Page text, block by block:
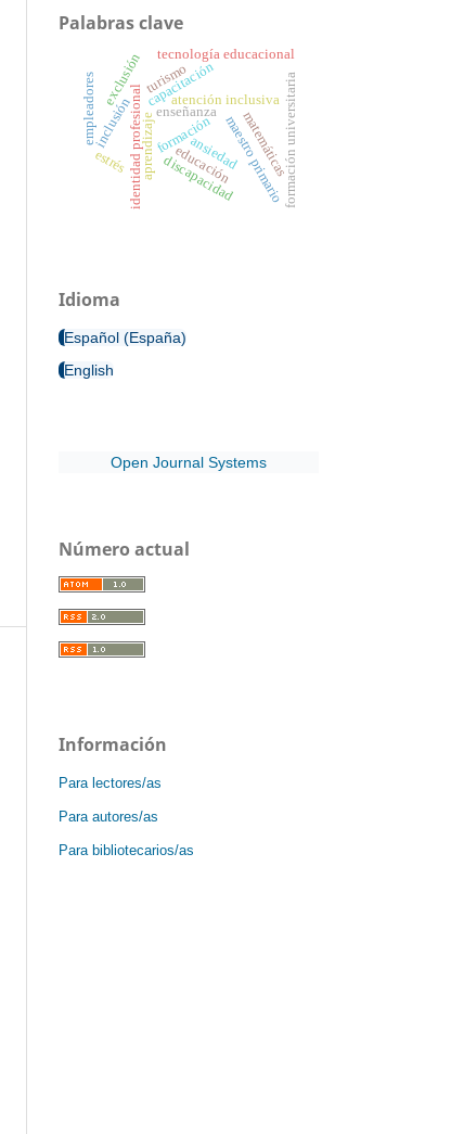
Palabras clave
formación
atención inclusiva
identidad profesional enseñanza
aprendizaje
inclusión
exclusión
discapacidad
capacitación
tecnología educacional
estrés ansiedadmaestro primario
turismo
educación formación universitaria
empleadores matemáticas
Idioma
Español (España)
English
Open Journal Systems
Número actual
Información
Para lectores/as
Para autores/as
Para bibliotecarios/as